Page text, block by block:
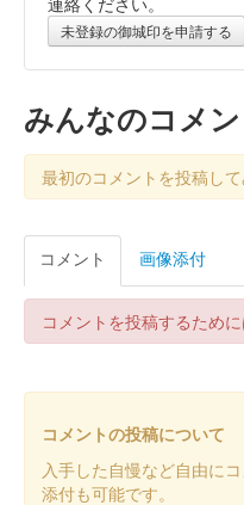
販売終了
小田原の夏といえば今年で
夏の夜空を彩る花火と威風
城印。2000枚限定。
小田原城 御城印
販売終了
小田原城のお堀を優雅に泳
にした小田原城の姿、暑い
御城印。2000枚限定。
小田原城 御城印
EX旅先予約で【小田原城×
別御城印を購入すると、小
印。
未登録の御城印を申請する
みんなのコメン
最初のコメントを投稿して
コメント 画像添付
コメントを投稿するため
コメントの投稿について
入手した自慢など自由に
添付も可能です。